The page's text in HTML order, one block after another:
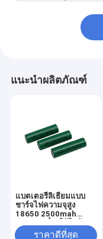
แนะนำผลิตภัณฑ์
แบตเตอรี่ลิเธียมแบบ
ชาร์จไฟความจุสูง
18650 2500mah
ราคาดีที่สุด